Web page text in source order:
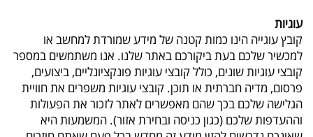
עוגיות
קובץ עוגייה הינו כמות קטנה של מידע שמורדת למחשב או
למכשיר שלכם בעת ביקורכם באתר שלנו. אנו משתמשים במספר
קובצי עוגיות שונים, כולל קובצי עוגיות פונקציונליים, ביצועים,
פרסום, מדיה חברתית או תוכן. קובצי עוגיות משפרים את חוויית
הגלישה שלכם בכך שהם מאפשרים לאתר לזכור את הפעולות
וההעדפות שלכם (כגון כניסה ובחירת אזור). המשמעות היא